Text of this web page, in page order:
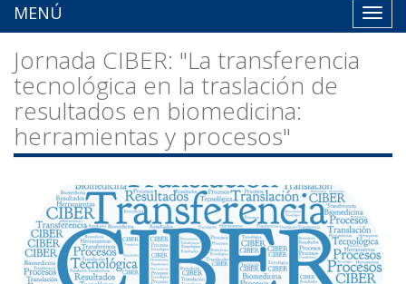
MENÚ
Jornada CIBER: "La transferencia
tecnológica en la traslación de
resultados en biomedicina:
herramientas y procesos"